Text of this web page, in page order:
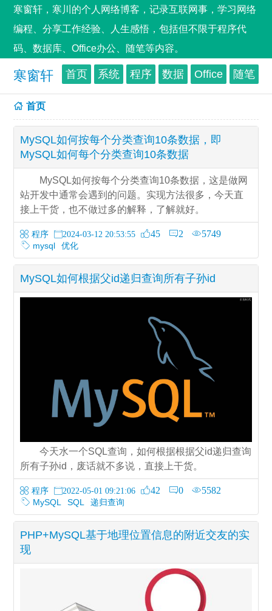
寒窗轩，寒川的个人网络博客，记录互联网事，学习网络
编程、分享工作经验、人生感悟，包括但不限于程序代
码、数据库、Office办公、随笔等内容。
寒窗轩 首页 系统 程序 数据 Office 随笔
首页
MySQL如何按每个分类查询10条数据，即
MySQL如何每个分类查询10条数据
MySQL如何按每个分类查询10条数据，这是做网
站开发中通常会遇到的问题。实现方法很多，今天直
接上干货，也不做过多的解释，了解就好。
程序 2024-03-12 20:53:55 45 2
5749
mysql
优化
MySQL如何根据父id递归查询所有子孙id
今天水一个SQL查询，如何根据根据父id递归查询
所有子孙id，废话就不多说，直接上干货。
程序 2022-05-01 09:21:06 42 0
5582
MySQL
SQL 递归查询
PHP+MySQL基于地理位置信息的附近交友的实
现